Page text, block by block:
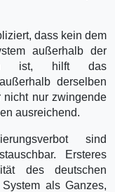
dass kein dem
außerhalb der
ist, hilft das
derselben
nicht nur zwingende
ausreichend.
sind
Ersteres
des deutschen
als Ganzes,